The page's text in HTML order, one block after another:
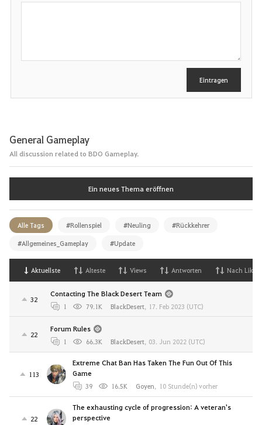
S
b
Eintragen
General Gameplay
All discussion related to BDO Gameplay.
Ein neues Thema eröffnen
Alle Tags #Rollenspiel #Neuling #Rückkehrer
#Allgemeines_Gameplay #Update
Aktuellste Alteste Views Antworten Nach Likes
32
Contacting The Black Desert Team
1 79.1K BlackDesert, 17. Feb 2023 (UTC)
22
Forum Rules
1 66.3K BlackDesert, 03. Jun 2022 (UTC)
113
Extreme Chat Ban Has Taken The Fun Out Of This
Game
39 16.5K Goyen, 10 Stunde(n) vorher
22
The exhausting cycle of progression: A veteran's
perspective